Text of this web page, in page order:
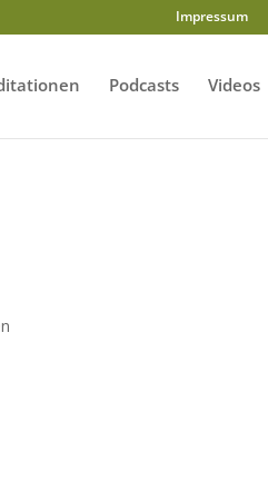
Impressum
Podcasts Videos